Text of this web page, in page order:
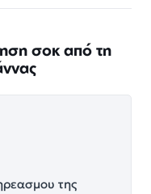
σοκ από τη
της